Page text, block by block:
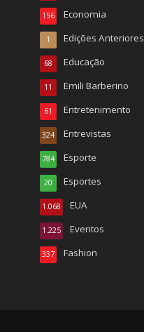
Economia
156
Edições Anteriores
1
Educação
68
Emili Barberino
11
Entretenimento
61
Entrevistas
324
Esporte
784
Esportes
20
EUA
1.068
Eventos
1.225
Fashion
337